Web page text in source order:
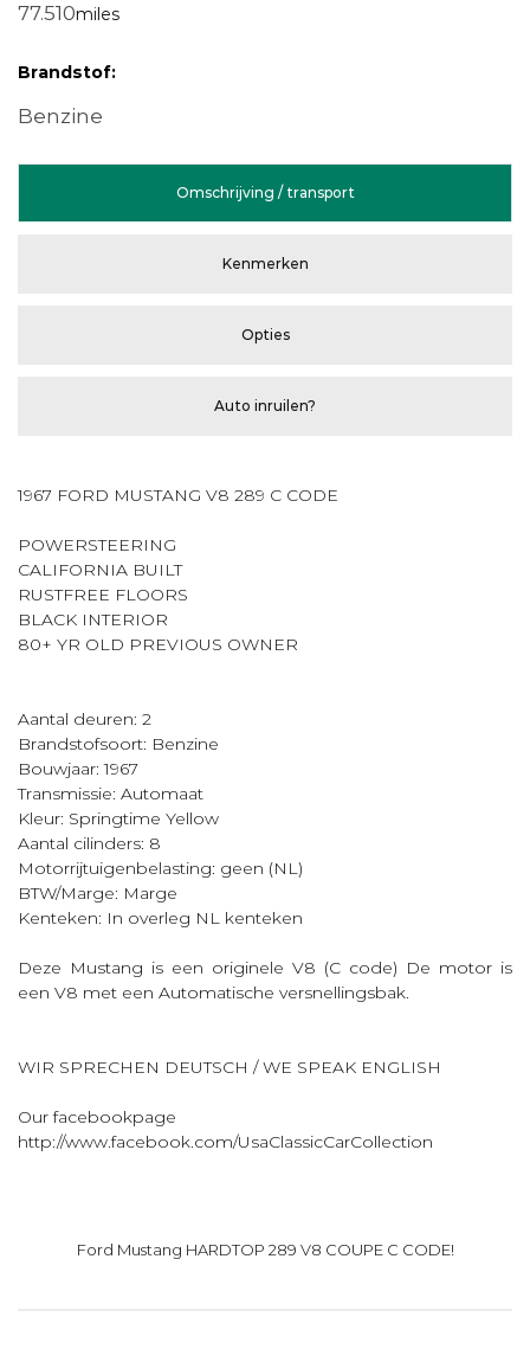
77.510miles
Brandstof:
Benzine
Omschrijving / transport
Kenmerken
Opties
Auto inruilen?
1967 FORD MUSTANG V8 289 C CODE
POWERSTEERING
CALIFORNIA BUILT
RUSTFREE FLOORS
BLACK INTERIOR
80+ YR OLD PREVIOUS OWNER
Aantal deuren: 2
Brandstofsoort: Benzine
Bouwjaar: 1967
Transmissie: Automaat
Kleur: Springtime Yellow
Aantal cilinders: 8
Motorrijtuigenbelasting: geen (NL)
BTW/Marge: Marge
Kenteken: In overleg NL kenteken
Deze Mustang is een originele V8 (C code) De motor is
een V8 met een Automatische versnellingsbak.
WIR SPRECHEN DEUTSCH / WE SPEAK ENGLISH
Our facebookpage
http://www.facebook.com/UsaClassicCarCollection
Ford Mustang HARDTOP 289 V8 COUPE C CODE!